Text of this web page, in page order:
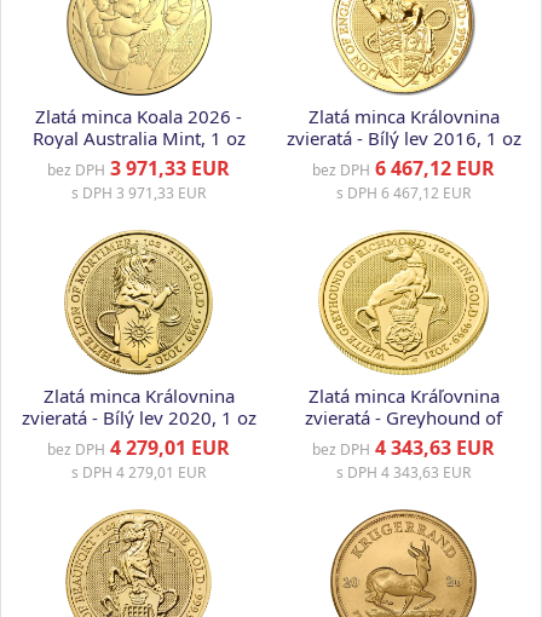
Zlatá minca Koala 2026 -
Royal Australia Mint, 1 oz
bez DPH 3 971,33 EUR
s DPH 3 971,33 EUR
Zlatá minca Královnina
zvieratá - Bílý lev 2016, 1 oz
bez DPH 6 467,12 EUR
s DPH 6 467,12 EUR
Zlatá minca Královnina
zvieratá - Bílý lev 2020, 1 oz
bez DPH 4 279,01 EUR
s DPH 4 279,01 EUR
Zlatá minca Kráľovnina
zvieratá - Greyhound of
Richmond (white) 2021,
1 oz
bez DPH 4 343,63 EUR
s DPH 4 343,63 EUR